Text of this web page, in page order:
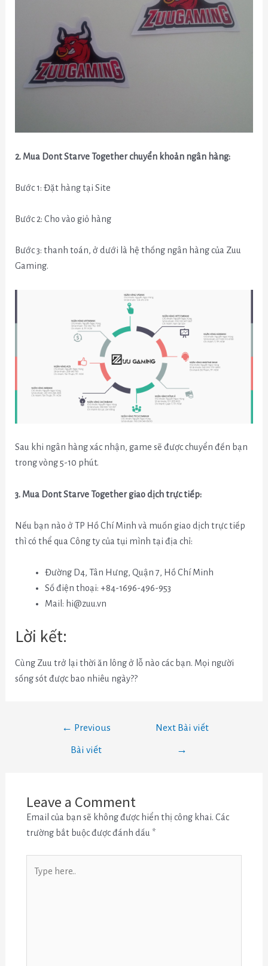
2. Mua Dont Starve Together chuyển khoản ngân hàng:
Bước 1: Đặt hàng tại Site
Bước 2: Cho vào giỏ hàng
Bước 3: thanh toán, ở dưới là hệ thống ngân hàng của Zuu
Gaming.
Sau khi ngân hàng xác nhận, game sẽ được chuyển đến bạn
trong vòng 5-10 phút.
3. Mua Dont Starve Together giao dịch trực tiếp:
Nếu bạn nào ở TP Hồ Chí Minh và muốn giao dịch trực tiếp
thì có thể qua Công ty của tụi mình tại địa chỉ:
Đường D4, Tân Hưng, Quận 7, Hồ Chí Minh
Số điện thoại: +84-1696-496-953
Mail: hi@zuu.vn
Lời kết:
Cùng Zuu trở lại thời ăn lông ở lỗ nào các bạn. Mọi người
sống sót được bao nhiêu ngày??
← Previous
Bài viết
Next Bài viết
→
Leave a Comment
Email của bạn sẽ không được hiển thị công khai. Các
trường bắt buộc được đánh dấu *
here..